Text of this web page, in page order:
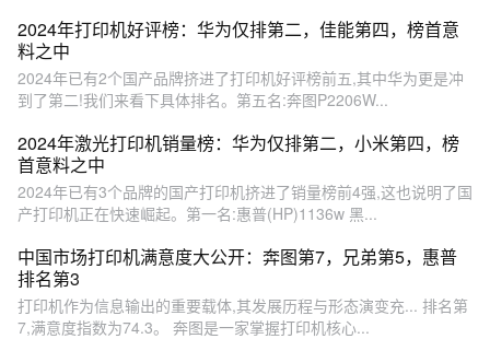
2024年打印机好评榜：华为仅排第二，佳能第四，榜首意
料之中
2024年已有2个国产品牌挤进了打印机好评榜前五,其中华为更是冲
到了第二!我们来看下具体排名。第五名:奔图P2206W...
2024年激光打印机销量榜：华为仅排第二，小米第四，榜
首意料之中
2024年已有3个品牌的国产打印机挤进了销量榜前4强,这也说明了国
产打印机正在快速崛起。第一名:惠普(HP)1136w 黑...
中国市场打印机满意度大公开：奔图第7，兄弟第5，惠普
排名第3
打印机作为信息输出的重要载体,其发展历程与形态演变充... 排名第
7,满意度指数为74.3。 奔图是一家掌握打印机核心...